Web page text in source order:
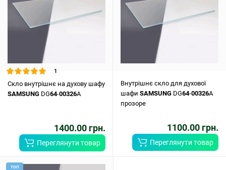
1
Скло внутрішнє на духову шафу
SAMSUNG DG64-00326A
1400.00 грн.
Переглянути товар
Внутрішнє скло для духової
шафи SAMSUNG DG64-00326A
прозоре
1100.00 грн.
Переглянути товар
ТОП